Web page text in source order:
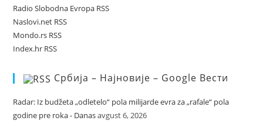
Radio Slobodna Evropa RSS
Naslovi.net RSS
Mondo.rs RSS
Index.hr RSS
Србија – Најновије – Google Вести
Radar: Iz budžeta „odletelo“ pola milijarde evra za „rafale“ pola
godine pre roka - Danasavgust 6, 2026